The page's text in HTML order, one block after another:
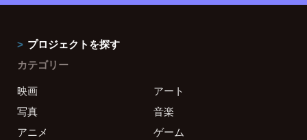
プロジェクトを探す
カテゴリー
映画
アート
写真
音楽
アニメ
ゲーム